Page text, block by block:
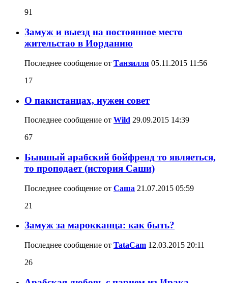
91
Замуж и выезд на постоянное место
жительстао в Иорданию
Последнее сообщение от Танзилля 05.11.2015 11:56
17
О пакистанцах, нужен совет
Последнее сообщение от Wild 29.09.2015 14:39
67
Бывшый арабский бойфренд то являеться,
то проподает (история Саши)
Последнее сообщение от Саша 21.07.2015 05:59
21
Замуж за марокканца: как быть?
Последнее сообщение от TataCam 12.03.2015 20:11
26